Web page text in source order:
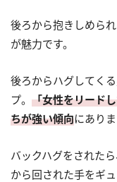
後ろから抱きしめら
が魅力です。
後ろからハグしてく
プ。 「女性をリード
ちが強い傾向にありま
バックハグをされた
から回された手をギ